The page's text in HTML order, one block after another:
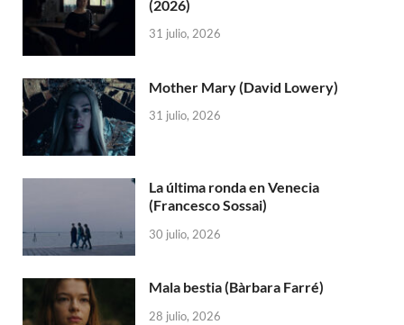
(2026)
31 julio, 2026
Mother Mary (David Lowery)
31 julio, 2026
La última ronda en Venecia
(Francesco Sossai)
30 julio, 2026
Mala bestia (Bàrbara Farré)
28 julio, 2026